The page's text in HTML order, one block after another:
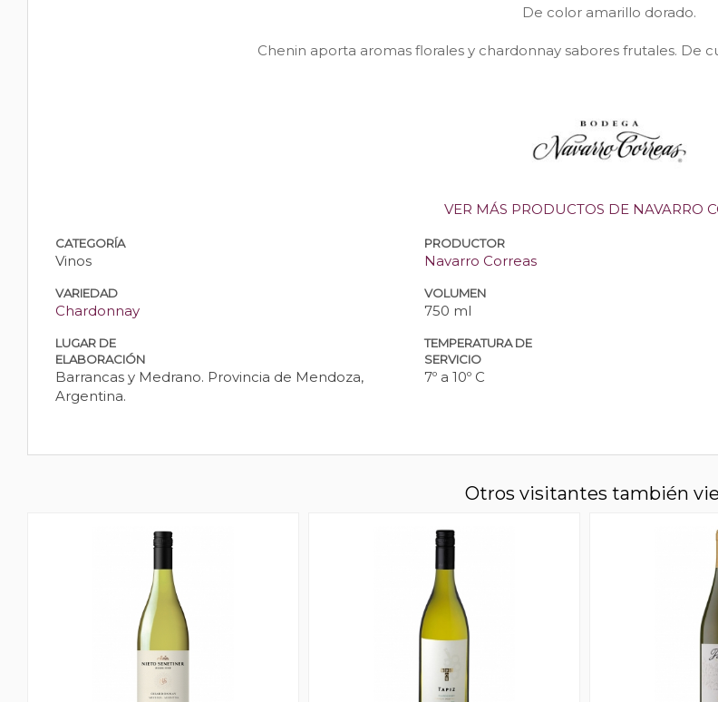
De color amarillo dorado.
Chenin aporta aromas florales y chardonnay sabores frutales. De
VER MÁS PRODUCTOS DE NAVARRO
CATEGORÍA
Vinos
PRODUCTOR
Navarro Correas
VARIEDAD
Chardonnay
VOLUMEN
750 ml
LUGAR DE
ELABORACIÓN
Barrancas y Medrano. Provincia de Mendoza,
Argentina.
TEMPERATURA DE
SERVICIO
7º a 10º C
Otros visitantes también